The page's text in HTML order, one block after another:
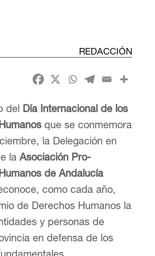
REDACCIÓN
del Día Internacional de los
que se conmemora
la Delegación en
la Asociación Pro-
de Andalucía
como cada año,
de Derechos Humanos la
y personas de
en defensa de los